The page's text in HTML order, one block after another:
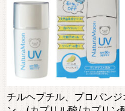
チルヘプチル、プロパン